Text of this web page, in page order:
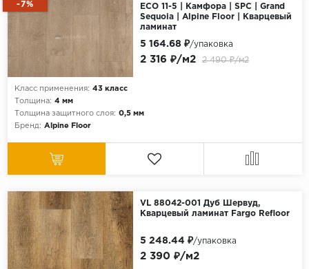
-7%
ECO 11-5 | Камфора | SPC | Grand
Sequoia | Alpine Floor | Кварцевый
ламинат
Класс применения: 43 класс
Толщина: 4 мм
Толщина защитного слоя: 0,5 мм
Бренд: Alpine Floor
2 316 ₽/м2 2 490 ₽/м2
5 164.68 ₽/упаковка
VL 88042-001 Дуб Шервуд,
Кварцевый ламинат Fargo Refloor
2 390 ₽/м2
5 248.44 ₽/упаковка